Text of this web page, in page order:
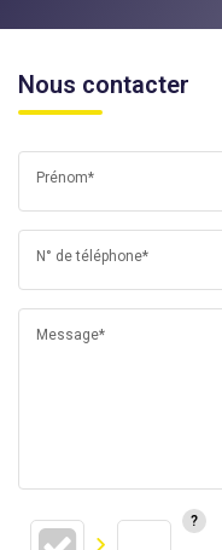
Nous contacter
Prénom*
N° de téléphone*
Message*